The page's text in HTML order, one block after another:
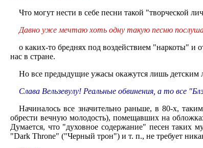
Что могут нести в себе песни такой "творческой
Давно уже мечтаю хоть одну такую песню
о каких-то бреднях под воздействием "наркоты"
нас в стране.
Но все предыдущие ужасы окажутся лишь детским
Слава Вельзевулу! Реальные обвинения, а то все
Начиналось все значительно раньше, в 80-х,
обрести вечную молодость), помещавших на
Думается, что "духовное содержание" песен таких
"Dark Throne" ("Черный трон") и т. п., не требует